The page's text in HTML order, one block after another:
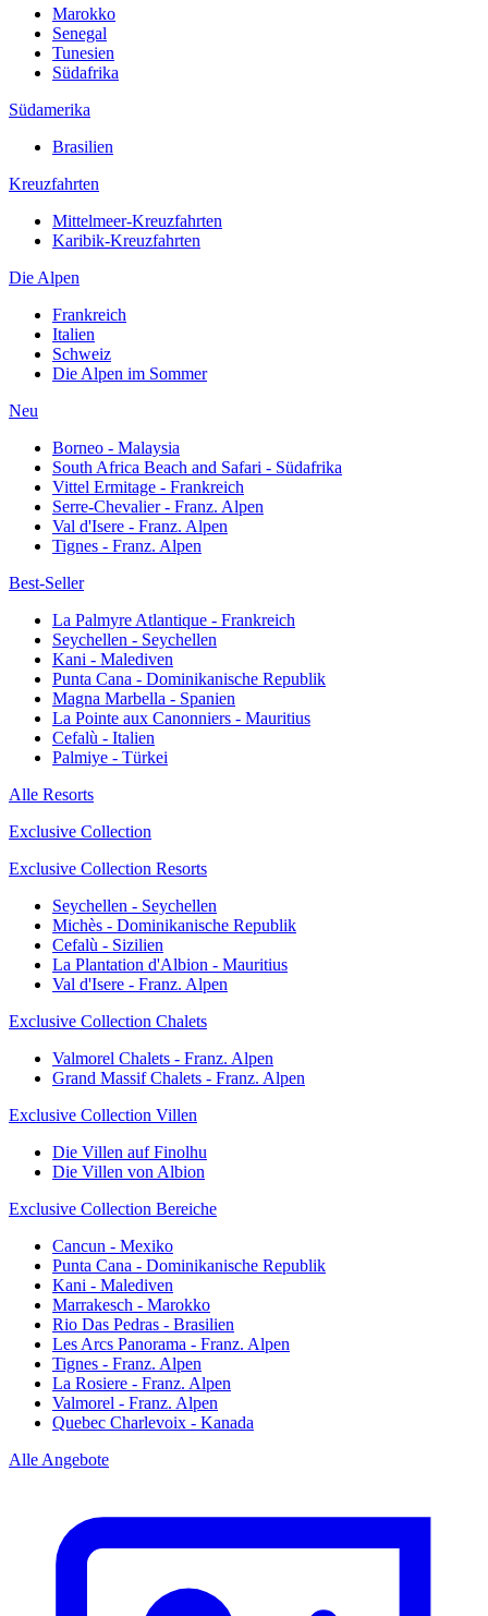
Marokko
Senegal
Tunesien
Südafrika
Südamerika
Brasilien
Kreuzfahrten
Mittelmeer-Kreuzfahrten
Karibik-Kreuzfahrten
Die Alpen
Frankreich
Italien
Schweiz
Die Alpen im Sommer
Neu
Borneo - Malaysia
South Africa Beach and Safari - Südafrika
Vittel Ermitage - Frankreich
Serre-Chevalier - Franz. Alpen
Val d'Isere - Franz. Alpen
Tignes - Franz. Alpen
Best-Seller
La Palmyre Atlantique - Frankreich
Seychellen - Seychellen
Kani - Malediven
Punta Cana - Dominikanische Republik
Magna Marbella - Spanien
La Pointe aux Canonniers - Mauritius
Cefalù - Italien
Palmiye - Türkei
Alle Resorts
Exclusive Collection
Exclusive Collection Resorts
Seychellen - Seychellen
Michès - Dominikanische Republik
Cefalù - Sizilien
La Plantation d'Albion - Mauritius
Val d'Isere - Franz. Alpen
Exclusive Collection Chalets
Valmorel Chalets - Franz. Alpen
Grand Massif Chalets - Franz. Alpen
Exclusive Collection Villen
Die Villen auf Finolhu
Die Villen von Albion
Exclusive Collection Bereiche
Cancun - Mexiko
Punta Cana - Dominikanische Republik
Kani - Malediven
Marrakesch - Marokko
Rio Das Pedras - Brasilien
Les Arcs Panorama - Franz. Alpen
Tignes - Franz. Alpen
La Rosiere - Franz. Alpen
Valmorel - Franz. Alpen
Quebec Charlevoix - Kanada
Alle Angebote